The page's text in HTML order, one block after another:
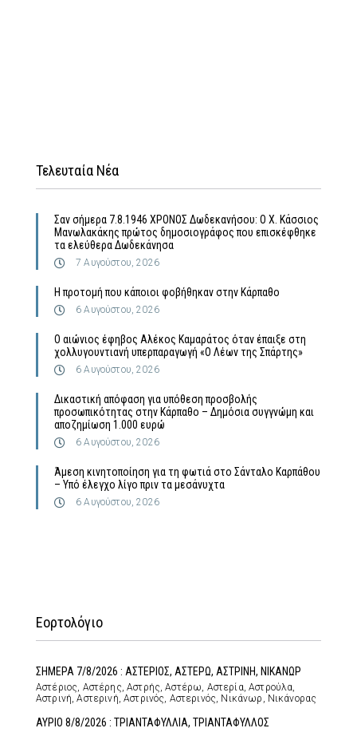
Τελευταία Νέα
Σαν σήμερα 7.8.1946 ΧΡΟΝΟΣ Δωδεκανήσου: Ο Χ. Κάσσιος
Μανωλακάκης πρώτος δημοσιογράφος που επισκέφθηκε
τα ελεύθερα Δωδεκάνησα
7 Αυγούστου, 2026
Η προτομή που κάποιοι φοβήθηκαν στην Κάρπαθο
6 Αυγούστου, 2026
Ο αιώνιος έφηβος Αλέκος Καμαράτος όταν έπαιξε στη
χολλυγουντιανή υπερπαραγωγή «Ο Λέων της Σπάρτης»
6 Αυγούστου, 2026
Δικαστική απόφαση για υπόθεση προσβολής
προσωπικότητας στην Κάρπαθο – Δημόσια συγγνώμη και
αποζημίωση 1.000 ευρώ
6 Αυγούστου, 2026
Άμεση κινητοποίηση για τη φωτιά στο Σάνταλο Καρπάθου
– Υπό έλεγχο λίγο πριν τα μεσάνυχτα
6 Αυγούστου, 2026
Εορτολόγιο
ΣΗΜΕΡΑ 7/8/2026 : ΑΣΤΕΡΙΟΣ, ΑΣΤΕΡΩ, ΑΣΤΡΙΝΗ, ΝΙΚΑΝΩΡ
Αστέριος, Αστέρης, Αστρής, Αστέρω, Αστερία, Αστρούλα,
Αστρινή, Αστερινή, Αστρινός, Αστερινός, Νικάνωρ, Νικάνορας
ΑΥΡΙΟ 8/8/2026 : ΤΡΙΑΝΤΑΦΥΛΛΙΑ, ΤΡΙΑΝΤΑΦΥΛΛΟΣ